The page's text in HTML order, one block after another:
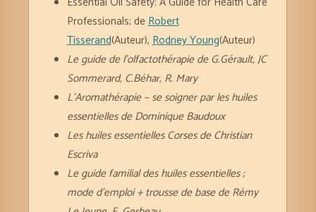
Professionals; deRobert
Tisserand(Auteur),Rodney Young(Auteur)
Le guide de l’olfactothérapie de G.Gérault, JC
Sommerard, C.Béhar, R. Mary
L’Aromathérapie – se soigner par les huiles
essentielles de Dominique Baudoux
Les huiles essentielles Corses de Christian
Escriva
Le guide familial des huiles essentielles ;
mode d’emploi + trousse de base de Rémy